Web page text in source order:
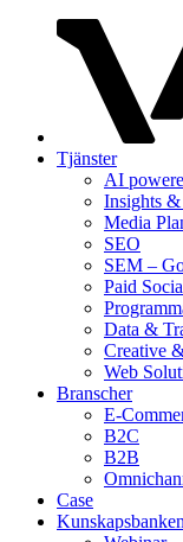
Tjänster
AI
Insights &
Media
SEO
SEM –
Paid
Data &
Creative
Web
Branscher
E-
B2C
B2B
Case
Kunskaps­banken